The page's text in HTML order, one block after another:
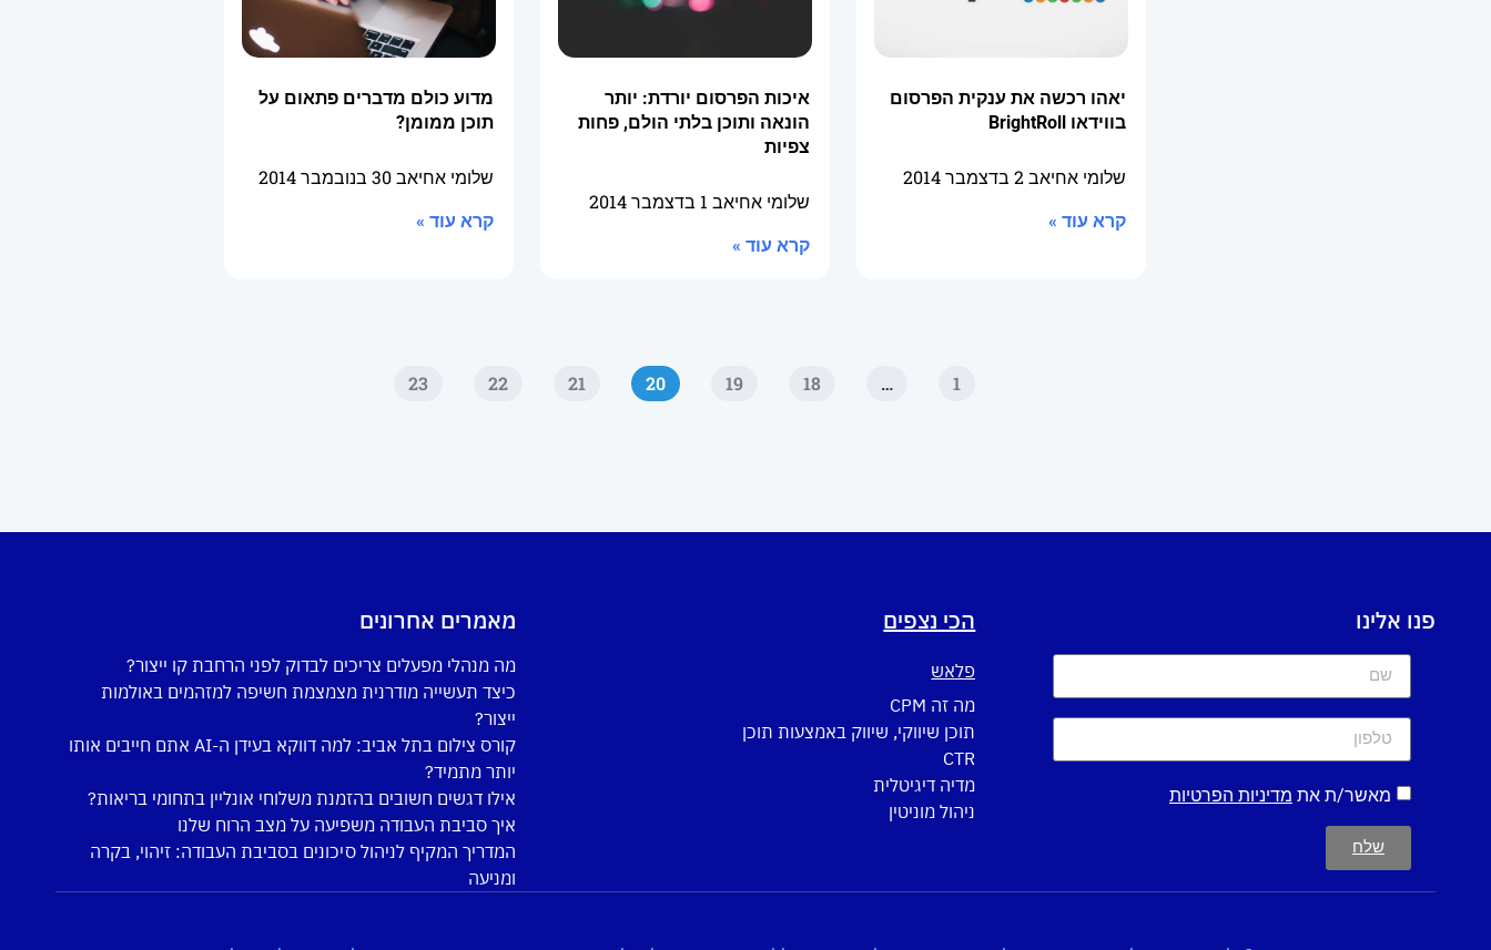
יאהו רכשה את ענקית הפרסום
בווידאו BrightRoll
שלומי אחיאב2 בדצמבר 2014
קרא עוד »
איכות הפרסום יורדת: יותר
הונאה ותוכן בלתי הולם, פחות
צפיות
שלומי אחיאב 1 בדצמבר 2014
קרא עוד »
מדוע כולם מדברים פתאום על
תוכן ממומן?
שלומי אחיאב30 בנובמבר 2014
קרא עוד »
1
…
18
19
20
21
22
23
פנו אלינו
מאשר/ת את מדיניות הפרטיות
שלח
הכי נצפים
פלאש
מה זה CPM
תוכן שיווקי, שיווק באמצעות תוכן
CTR
מדיה דיגיטלית
ניהול מוניטין
מאמרים אחרונים
מה מנהלי מפעלים צריכים לבדוק לפני הרחבת קו ייצור?
כיצד תעשייה מודרנית מצמצמת חשיפה למזהמים באולמות
ייצור?
קורס צילום בתל אביב: למה דווקא בעידן ה-AI אתם חייבים אותו
יותר מתמיד?
אילו דגשים חשובים בהזמנת משלוחי אונליין בתחומי בריאות?
איך סביבת העבודה משפיעה על מצב הרוח שלנו
המדריך המקיף לניהול סיכונים בסביבת העבודה: זיהוי, בקרה
ומניעה